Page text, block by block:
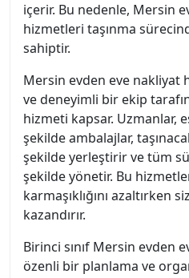
içerir. Bu nedenle, Mersin
hizmetleri taşınma
sahiptir.
Mersin evden eve nakliyat
ve deneyimli bir ekip
hizmeti kapsar. Uzmanlar,
şekilde ambalajlar,
şekilde yerleştirir ve tüm
şekilde yönetir. Bu
karmaşıklığını azaltırken
kazandırır.
Birinci sınıf Mersin evden
özenli bir planlama ve